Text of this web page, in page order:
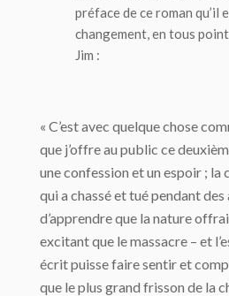
préface de ce roman qu’il
changement, en tous
Jim :
« C’est avec quelque chose
que j’offre au public ce
une confession et un espoir ; la
qui a chassé et tué pendant des
d’apprendre que la nature
excitant que le massacre – et
écrit puisse faire sentir et
que le plus grand frisson de la